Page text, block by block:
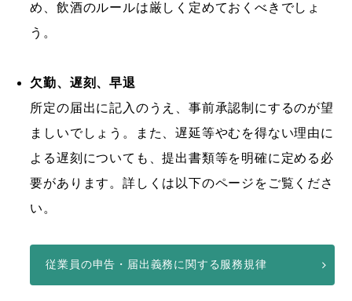
め、飲酒のルールは厳しく定めておくべきでしょ
う。
欠勤、遅刻、早退
所定の届出に記入のうえ、事前承認制にするのが望
ましいでしょう。また、遅延等やむを得ない理由に
よる遅刻についても、提出書類等を明確に定める必
要があります。詳しくは以下のページをご覧くださ
い。
従業員の申告・届出義務に関する服務規律